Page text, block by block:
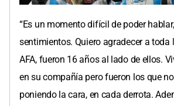
“Es un momento difícil de poder
sentimientos. Quiero agradecer a toda
AFA, fueron 16 años al lado de ellos.
en su compañía pero fueron los que
poniendo la cara, en cada derrota.